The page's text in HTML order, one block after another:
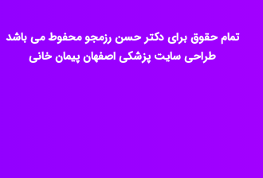
تمام حقوق برای دکتر حسن رزمجو محفوط می باشد
طراحی سایت پزشکی اصفهان پیمان خانی